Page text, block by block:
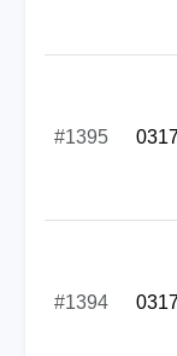
#1395
#1394